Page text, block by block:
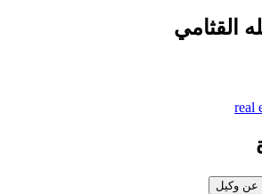
القثامي
عن وكيل